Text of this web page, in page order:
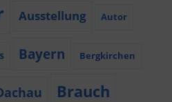
Ausstellung Autor
Bayern Bergkirchen
Brauch